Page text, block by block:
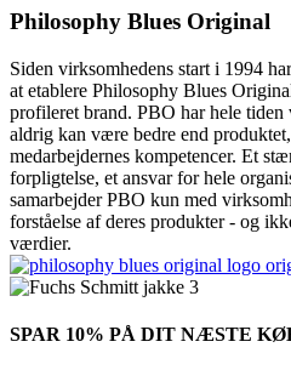
Philosophy Blues Original
Siden virksomhedens start i 1994
at etablere Philosophy Blues
profileret brand. PBO har hele
aldrig kan være bedre end
medarbejdernes kompetencer. Et
forpligtelse, et ansvar for hele
samarbejder PBO kun med
forståelse af deres produkter - og
værdier.
SPAR 10% PÅ DIT NÆSTE